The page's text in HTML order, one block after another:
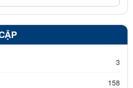
3
158